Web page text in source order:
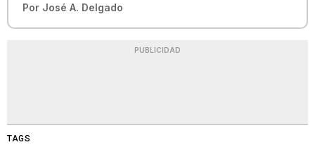
Por José A. Delgado
PUBLICIDAD
TAGS